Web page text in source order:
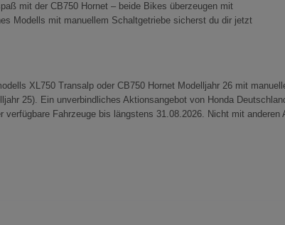
mit der CB750 Hornet – beide Bikes überzeugen mit
Modells mit manuellem Schaltgetriebe sicherst du dir jetzt
XL750 Transalp oder CB750 Hornet Modelljahr 26 mit
25). Ein unverbindliches Aktionsangebot von Honda
Fahrzeuge bis längstens 31.08.2026. Nicht mit anderen